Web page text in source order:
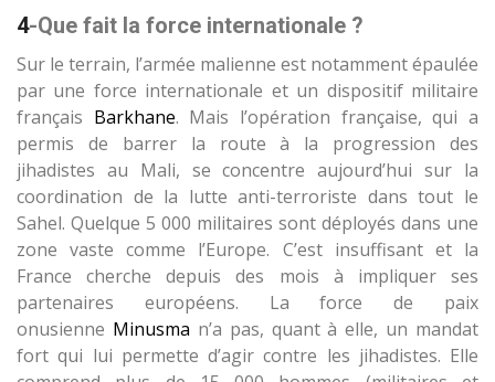
4-Que fait la force internationale ?
Sur le terrain, l’armée malienne est notamment épaulée
par une force internationale et un dispositif militaire
français Barkhane. Mais l’opération française, qui a
permis de barrer la route à la progression des
jihadistes au Mali, se concentre aujourd’hui sur la
coordination de la lutte anti-terroriste dans tout le
Sahel. Quelque 5 000 militaires sont déployés dans une
zone vaste comme l’Europe. C’est insuffisant et la
France cherche depuis des mois à impliquer ses
partenaires européens. La force de paix
onusienne Minusma n’a pas, quant à elle, un mandat
fort qui lui permette d’agir contre les jihadistes. Elle